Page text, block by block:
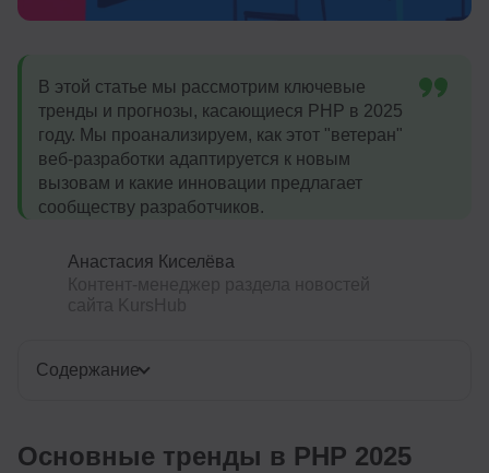
В этой статье мы рассмотрим ключевые
тренды и прогнозы, касающиеся PHP в 2025
году. Мы проанализируем, как этот "ветеран"
веб-разработки адаптируется к новым
вызовам и какие инновации предлагает
сообществу разработчиков.
Анастасия Киселёва
Содержание
Основные тренды в PHP 2025